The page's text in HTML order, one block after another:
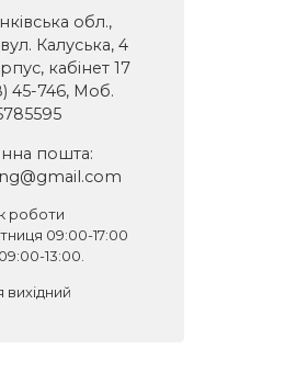
обл.,
Калуська, 4
кабінет 17
45-746, Моб.
пошта:
роботи
09:00-17:00
13:00.
вихідний